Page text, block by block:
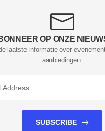
OP ONZE
laatste informatie over
aanbiedingen.
SUBSCRIBE